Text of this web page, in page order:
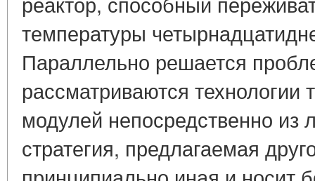
температуры
Параллельно решается
рассматриваются
модулей непосредственно из
стратегия, предлагаемая